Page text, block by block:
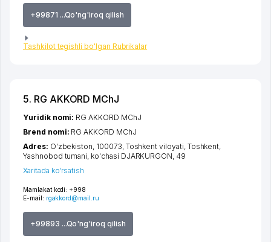
+99871 ...Qo'ng'iroq qilish
Tashkilot tegishli bo'lgan Rubrikalar
5. RG AKKORD MChJ
Mamlakat kodi: +998
E-mail: rgakkord@mail.ru
+99893 ...Qo'ng'iroq qilish
Yuridik nomi: RG AKKORD MChJ
Brend nomi: RG AKKORD MChJ
Adres: O'zbekiston, 100073, Toshkent viloyati Toshkent
Yashnobod tumani ko'chasi DJARKURGON , 49
Xaritada ko'rsatish